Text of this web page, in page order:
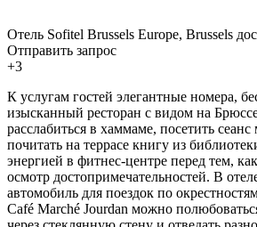
Отель Sofitel Brussels Europe, Brussels
Отправить запрос
+3
К услугам гостей элегантные номера,
изысканный ресторан с видом на
расслабиться в хаммаме, посетить
почитать на террасе книгу из
энергией в фитнес-центре перед тем,
осмотр достопримечательностей. В
автомобиль для поездок по
Café Marché Jourdan можно